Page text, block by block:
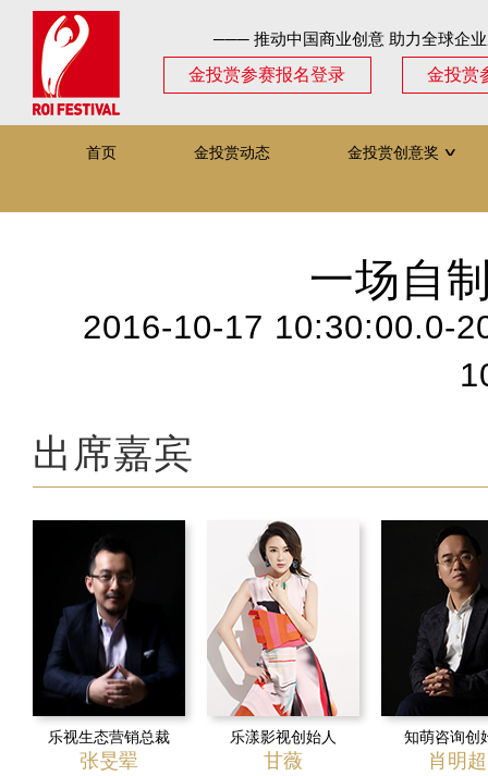
─── 推动中国商业创意 助力全球企
金投赏参赛报名登录
金投赏
首页 金投赏动态 金投赏创意奖 ∨
一场自
2016-10-17 10:30:00.0-
出席嘉宾
乐视生态营销总裁
张旻翚
乐漾影视创始人
甘薇
知萌咨询创
肖明超